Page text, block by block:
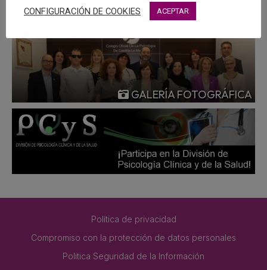
GALERÍA FOTOGRÁFICA
Política de privacidad
Compromiso con la protección de datos personales
Politica Seguridad de la Información
CONFIGURACIÓN DE COOKIES ACEPTAR